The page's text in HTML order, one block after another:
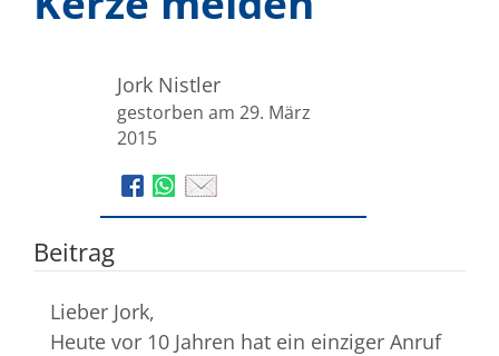
Jork Nistler
gestorben am 29. März
2015
Beitrag
Lieber Jork,
Heute vor 10 Jahren hat ein einziger Anruf